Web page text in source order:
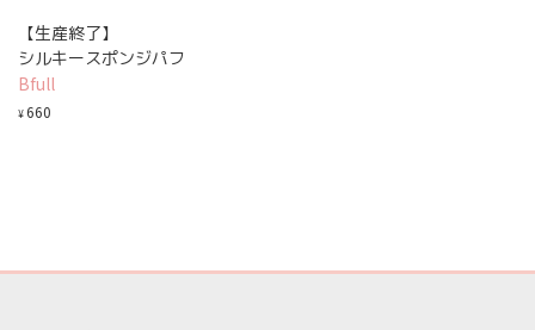
【生産終了】
シルキースポンジパフ
Bfull
¥660